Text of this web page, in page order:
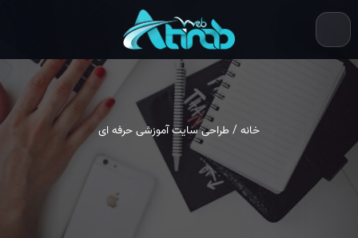
خانه/ طراحی سایت آموزشی حرفه ای